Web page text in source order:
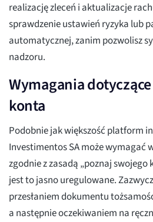
realizację zleceń i aktualizacje
sprawdzenie ustawień ryzyka lub
automatycznej, zanim pozwolisz
nadzoru.
Wymagania
konta
Podobnie jak większość platform
Investimentos SA może wymagać
zgodnie z zasadą „poznaj swojego
jest to jasno uregulowane.
przesłaniem dokumentu
a następnie oczekiwaniem na